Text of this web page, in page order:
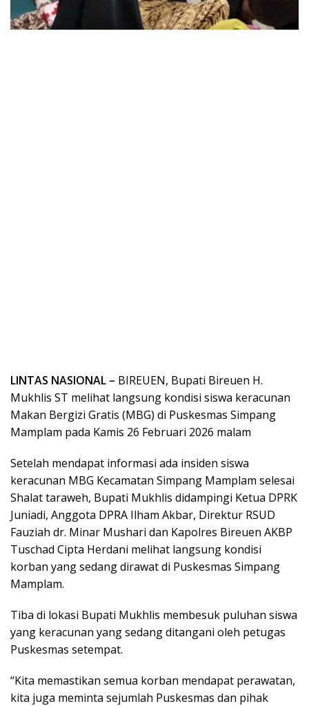
LINTAS NASIONAL – BIREUEN, Bupati Bireuen H.
Mukhlis ST melihat langsung kondisi siswa keracunan
Makan Bergizi Gratis (MBG) di Puskesmas Simpang
Mamplam pada Kamis 26 Februari 2026 malam
Setelah mendapat informasi ada insiden siswa
keracunan MBG Kecamatan Simpang Mamplam selesai
Shalat taraweh, Bupati Mukhlis didampingi Ketua DPRK
Juniadi, Anggota DPRA Ilham Akbar, Direktur RSUD
Fauziah dr. Minar Mushari dan Kapolres Bireuen AKBP
Tuschad Cipta Herdani melihat langsung kondisi
korban yang sedang dirawat di Puskesmas Simpang
Mamplam.
Tiba di lokasi Bupati Mukhlis membesuk puluhan siswa
yang keracunan yang sedang ditangani oleh petugas
Puskesmas setempat.
“Kita memastikan semua korban mendapat perawatan,
kita juga meminta sejumlah Puskesmas dan pihak